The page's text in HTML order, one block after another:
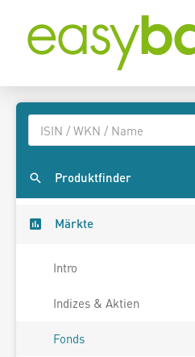
Produktfinder
Märkte
Intro
Indizes & Aktien
Fonds